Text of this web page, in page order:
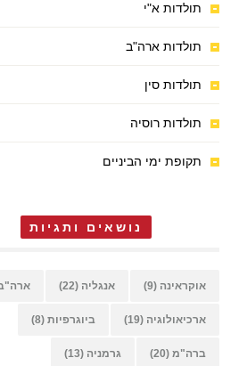
תולדות א"י
תולדות ארה"ב
תולדות סין
תולדות רוסיה
תקופת ימי הביניים
נושאים ותגיות
אוקראינה (9) אנגליה (22)
ארכיאולוגיה (19) ביוגרפיות (8)
ברה"מ (20) גרמניה (13)